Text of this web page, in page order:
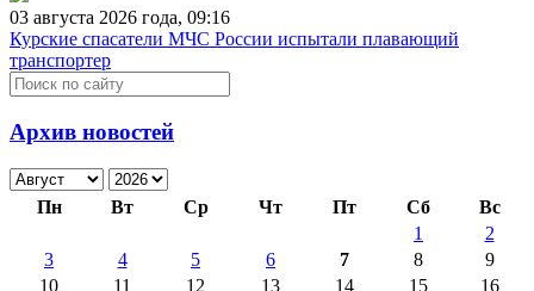
03 августа 2026 года, 09:16
Курские спасатели МЧС России испытали плавающий
транспортер
Архив новостей
Пн Вт Ср Чт Пт Сб
Вс
1
2
3
4 5 6 7 8
9
10
11 12 13 14 15 16